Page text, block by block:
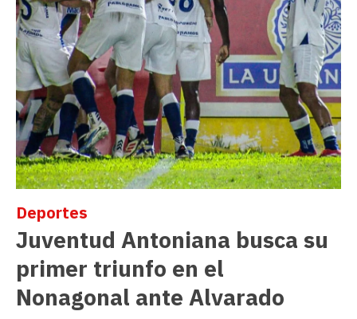
Juventud Antoniana busca su
primer triunfo en el
Nonagonal ante Alvarado
Deportes